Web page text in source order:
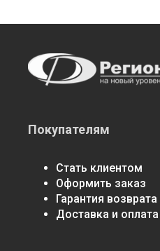
Покупателям
Стать клиентом
Оформить заказ
Гарантия возврата
Доставка и оплата